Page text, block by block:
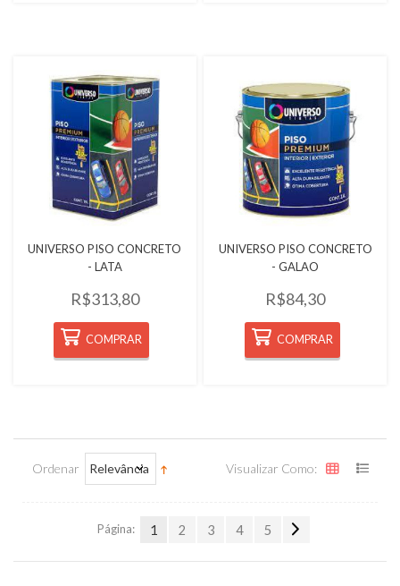
Quickview
UNIVERSO PISO CONCRETO
- LATA
R$313,80
COMPRAR
Quickview
UNIVERSO PISO CONCRETO
- GALAO
R$84,30
COMPRAR
Ordenar Relevância Visualizar Como:
Página: 1 2 3 4 5